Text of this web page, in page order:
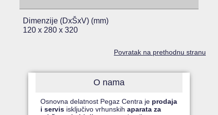
Dimenzije (DxŠxV) (mm)
120 x 280 x 320
Povratak na prethodnu stranu
O nama
Osnovna delatnost Pegaz Centra je prodaja
i servis isključivo vrhunskihaparata za